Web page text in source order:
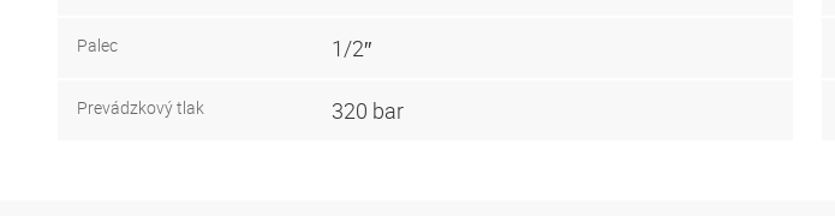
Palec 1/2″
Prevádzkový tlak 320 bar